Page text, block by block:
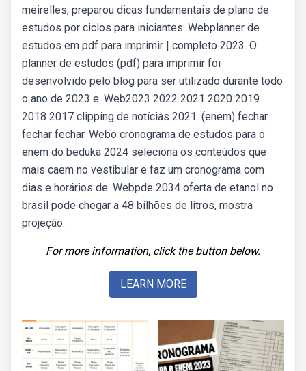
meirelles, preparou dicas fundamentais de plano de
estudos por ciclos para iniciantes. Webplanner de
estudos em pdf para imprimir | completo 2023. O
planner de estudos (pdf) para imprimir foi
desenvolvido pelo blog para ser utilizado durante todo
o ano de 2023 e. Web2023 2022 2021 2020 2019
2018 2017 clipping de notícias 2021. (enem) fechar
fechar fechar. Webo cronograma de estudos para o
enem do beduka 2024 seleciona os conteúdos que
mais caem no vestibular e faz um cronograma com
dias e horários de. Webpde 2034 oferta de etanol no
brasil pode chegar a 48 bilhões de litros, mostra
projeção.
For more information, click the button below.
LEARN MORE